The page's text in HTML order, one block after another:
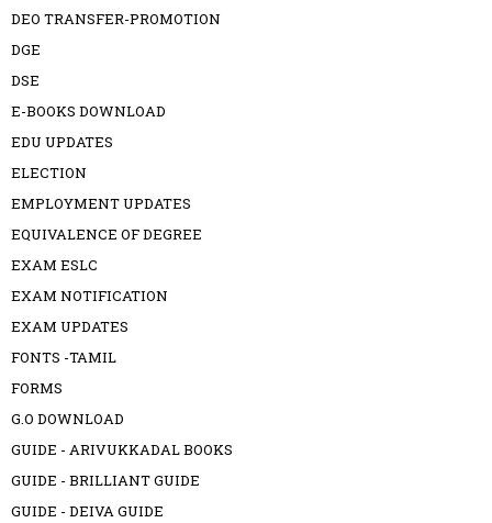
DEO TRANSFER-PROMOTION
DGE
DSE
E-BOOKS DOWNLOAD
EDU UPDATES
ELECTION
EMPLOYMENT UPDATES
EQUIVALENCE OF DEGREE
EXAM ESLC
EXAM NOTIFICATION
EXAM UPDATES
FONTS -TAMIL
FORMS
G.O DOWNLOAD
GUIDE - ARIVUKKADAL BOOKS
GUIDE - BRILLIANT GUIDE
GUIDE - DEIVA GUIDE